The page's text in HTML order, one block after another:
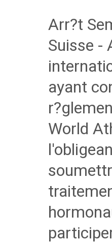
Arr?t
Suisse -
ayant
World